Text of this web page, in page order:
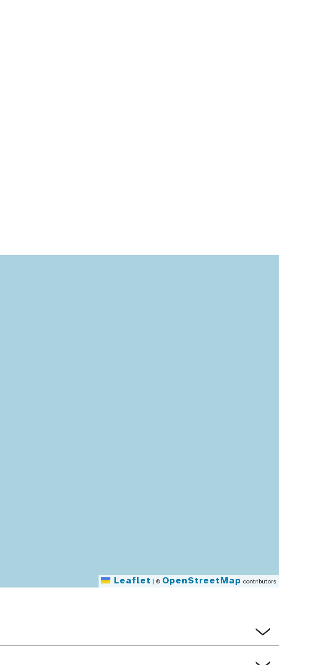
Leaflet © OpenStreetMap contributors